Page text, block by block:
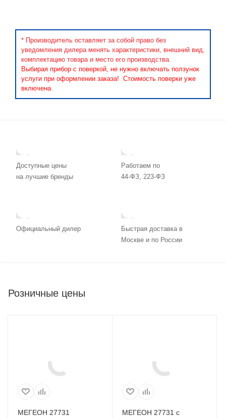
* Производитель оставляет за собой право без
уведомления дилера менять характеристики, внешний вид,
комплектацию товара и место его производства.
Выбирая прибор с поверкой, не нужно включать ползунок
услуги при оформлении заказа! Стоимость поверки уже
включена.
Доступные цены
на лучшие бренды
Работаем по
44-ФЗ, 223-ФЗ
Официальный дилер
Быстрая доставка в
Москве и по России
Розничные цены
МЕГЕОН 27731
МЕГЕОН 27731 с